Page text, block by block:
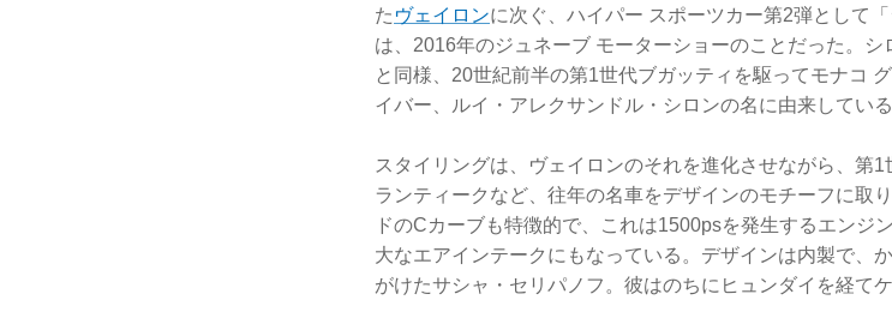
た ヴェイロンに次ぐ、ハイパー スポーツカー第2弾として
は、2016年のジュネーブ モーターショーのことだった。
と同様、20世紀前半の第1世代ブガッティを駆ってモナコ
イバー、ルイ・アレクサンドル・シロンの名に由来している
スタイリングは、ヴェイロンのそれを進化させながら、第
ランティークなど、往年の名車をデザインのモチーフに取
ドのCカーブも特徴的で、これは1500psを発生するエンジ
大なエアインテークにもなっている。デザインは内製で、
がけたサシャ・セリパノフ。彼はのちにヒュンダイを経て